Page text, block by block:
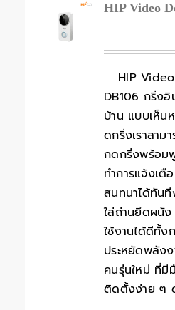
HIP Video
HIP
DB106 กริ่ง
บ้าน แบบเห็น
ดกริ่งเราสาม
กดกริ่งพร้อม
ทำการแจ้งเ
สนทนาได้ทัน
ใส่ถ่านยึดผนั
ใช้งานได้ดีทั้ง
ประหยัดพลัง
คนรุ่นใหม่ ที่
ติดตั้งง่าย ๆ